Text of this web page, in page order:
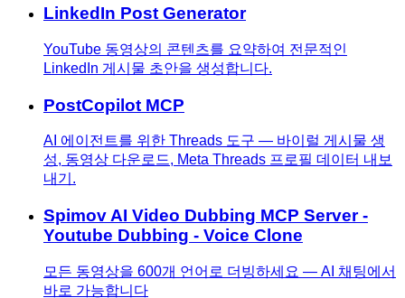
LinkedIn Post Generator
YouTube 동영상의 콘텐츠를 요약하여 전문적인
LinkedIn 게시물 초안을 생성합니다.
PostCopilot MCP
AI 에이전트를 위한 Threads 도구 — 바이럴 게시물 생
성, 동영상 다운로드, Meta Threads 프로필 데이터 내보
내기.
Spimov AI Video Dubbing MCP Server -
Youtube Dubbing - Voice Clone
모든 동영상을 600개 언어로 더빙하세요 — AI 채팅에서
바로 가능합니다